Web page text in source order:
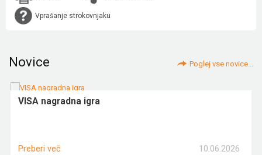
Vprašanje strokovnjaku
Novice Poglej vse novice...
VISA nagradna igra
10.06.2026
Preberi več